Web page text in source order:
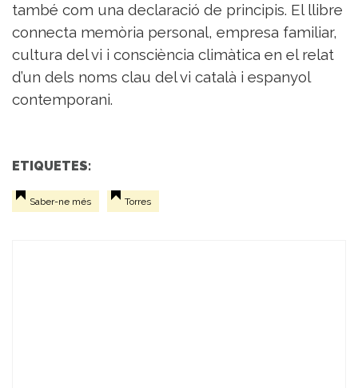
també com una declaració de principis. El llibre
connecta memòria personal, empresa familiar,
cultura del vi i consciència climàtica en el relat
d’un dels noms clau del vi català i espanyol
contemporani.
ETIQUETES:
Saber-ne més Torres